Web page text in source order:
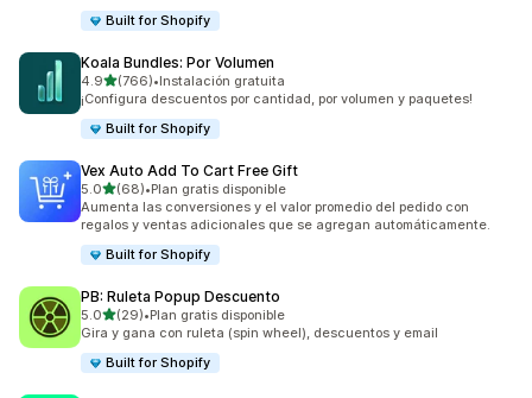
Built for Shopify
Koala Bundles: Por Volumen
4.9de 5 estrellas
(766)
766 reseñas en total
•Instalación gratuita
¡Configura descuentos por cantidad, por volumen y paquetes!
Built for Shopify
Vex Auto Add To Cart Free Gift
5.0de 5 estrellas
(68)
68 reseñas en total
•Plan gratis disponible
Aumenta las conversiones y el valor promedio del pedido con
regalos y ventas adicionales que se agregan automáticamente.
Built for Shopify
PB: Ruleta Popup Descuento
5.0de 5 estrellas
(29)
29 reseñas en total
•Plan gratis disponible
Gira y gana con ruleta (spin wheel), descuentos y email
Built for Shopify